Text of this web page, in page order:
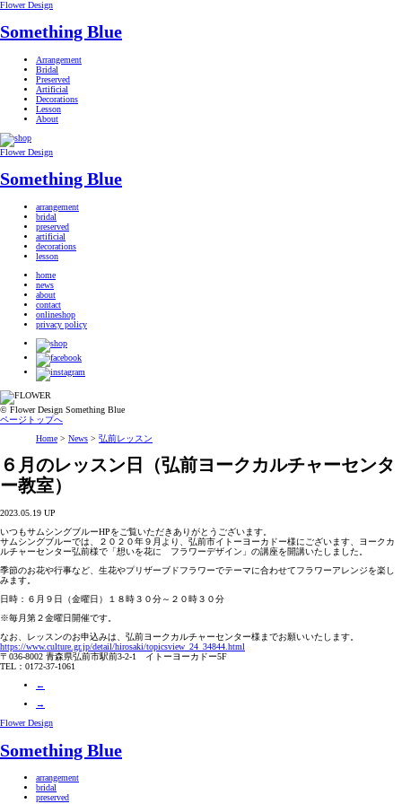
Flower Design
Something Blue
Arrangement
Bridal
Preserved
Artificial
Decorations
Lesson
About
Flower Design
Something Blue
arrangement
bridal
preserved
artificial
decorations
lesson
home
news
about
contact
onlineshop
privacy policy
© Flower Design Something Blue
ページトップへ
Home > News > 弘前レッスン
６月のレッスン日（弘前ヨークカルチャーセンタ
ー教室）
2023.05.19 UP
いつもサムシングブルーHPをご覧いただきありがとうございます。
サムシングブルーでは、２０２０年９月より、弘前市イトーヨーカドー様にございます、ヨークカ
ルチャーセンター弘前様で「想いを花に フラワーデザイン」の講座を開講いたしました。
季節のお花や行事など、生花やプリザーブドフラワーでテーマに合わせてフラワーアレンジを楽し
みます。
日時：６月９日（金曜日）１８時３０分～２０時３０分
※毎月第２金曜日開催です。
なお、レッスンのお申込みは、弘前ヨークカルチャーセンター様までお願いいたします。
https://www.culture.gr.jp/detail/hirosaki/topicsview_24_34844.html
〒036-8002 青森県弘前市駅前3-2-1 イトーヨーカドー5F
TEL：0172-37-1061
←
→
Flower Design
Something Blue
arrangement
bridal
preserved